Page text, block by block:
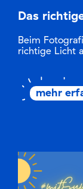
Das
Beim
richtige Licht
mehr